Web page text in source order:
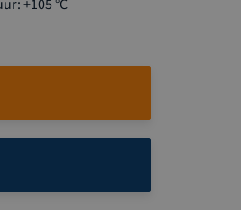
+105 °C